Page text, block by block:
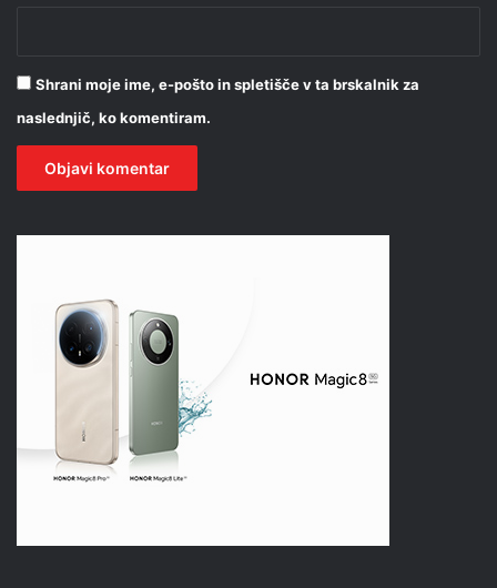
Shrani moje ime, e-pošto in spletišče v ta brskalnik za
naslednjič, ko komentiram.